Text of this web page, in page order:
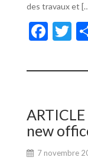
des travaux et
F
e
o
o
k
T
new
7 novembre